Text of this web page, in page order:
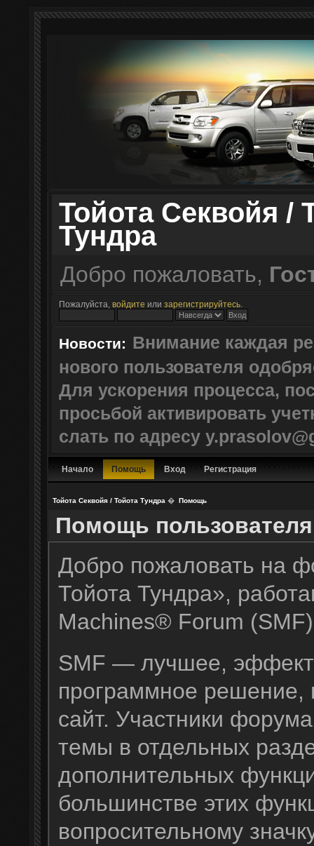
Тойота Секвойя /
Тундра
Добро пожаловать,
Пожалуйста,войдите илизарегистрируйтесь
Новости: Внимание каждая
нового пользователя
Для ускорения процесса,
просьбой активировать
слать по адресу
Начало Помощь Вход Регистрация
Тойота Секвойя / Тойота Тундра � Помощь
Помощь
Добро пожаловать на
Тойота Тундра»,
Machines® Forum
SMF — лучшее,
программное решение,
сайт. Участники
темы в отдельных
дополнительных
большинстве этих
вопросительному